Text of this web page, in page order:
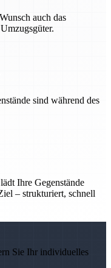
auch das
sind während des
Ihre Gegenstände
– strukturiert, schnell
Sie Ihr individuelles